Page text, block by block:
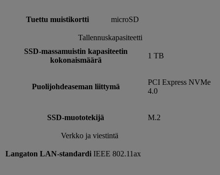
Tuettu muistikortti microSD
Tallennuskapasiteetti
SSD-massamuistin kapasiteetin
kokonaismäärä
1 TB
Puolijohdeaseman liittymä
PCI Express NVMe
4.0
SSD-muototekijä M.2
Verkko ja viestintä
Langaton LAN-standardi IEEE 802.11ax